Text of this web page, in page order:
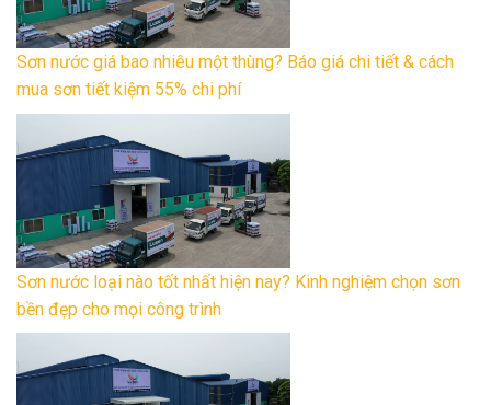
Sơn nước giá bao nhiêu một thùng? Báo giá chi tiết & cách
mua sơn tiết kiệm 55% chi phí
Sơn nước loại nào tốt nhất hiện nay? Kinh nghiệm chọn sơn
bền đẹp cho mọi công trình